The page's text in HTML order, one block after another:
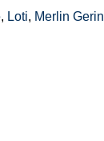
vertical.
El fondo del
, Loti, Merlin Gerin